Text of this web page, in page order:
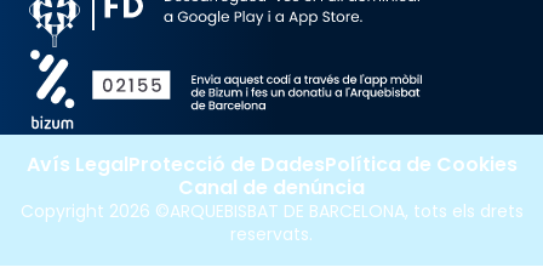
Copyright 2026 ©ARQUEBISBAT DE BARCELONA, tots els drets
reservats.
Avís LegalProtecció de DadesPolítica de Cookies
Canal de denúncia